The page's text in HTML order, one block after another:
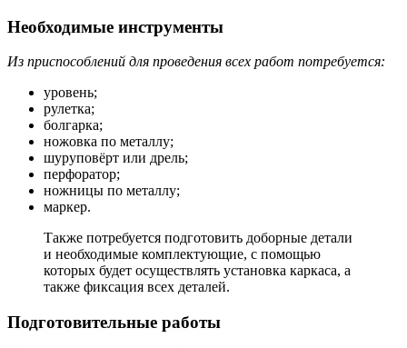
Необходимые инструменты
Из приспособлений для проведения всех работ потребуется:
уровень;
рулетка;
болгарка;
ножовка по металлу;
шуруповёрт или дрель;
перфоратор;
ножницы по металлу;
маркер.
Также потребуется подготовить доборные детали
и необходимые комплектующие, с помощью
которых будет осуществлять установка каркаса, а
также фиксация всех деталей.
Подготовительные работы